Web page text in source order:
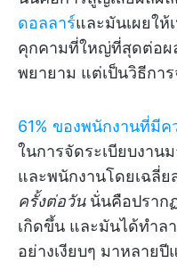
ดอลลาร์และมันเผยให้
คุกคามที่ใหญ่ที่สุดต่อผ
พยายาม แต่เป็นวิธีกา
61% ของพนักงานที่มีค
ในการจัดระเบียบงาน
และพนักงานโดยเฉลี่ย
ครั้งต่อวัน นั่นคือปราก
เกิดขึ้น และมันได้ทำล
อย่างเงียบๆ มาหลายปี